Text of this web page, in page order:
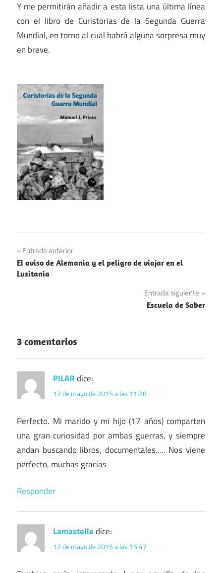
Y me permitirán añadir a esta lista una última línea
con el libro de Curistorias de la Segunda Guerra
Mundial, en torno al cual habrá alguna sorpresa muy
en breve.
Navegación
de
Entrada anterior
El aviso de Alemania y el peligro de viajar en el
Lusitania
Entrada siguiente
Escuela de Saber
3 comentarios
PILARdice:
12 de mayo de 2015 a las 11:28
Perfecto. Mi marido y mi hijo (17 años) comparten
una gran curiosidad por ambas guerras, y siempre
andan buscando libros, documentales….. Nos viene
perfecto, muchas gracias
Responder
Lamastelledice:
12 de mayo de 2015 a las 15:47